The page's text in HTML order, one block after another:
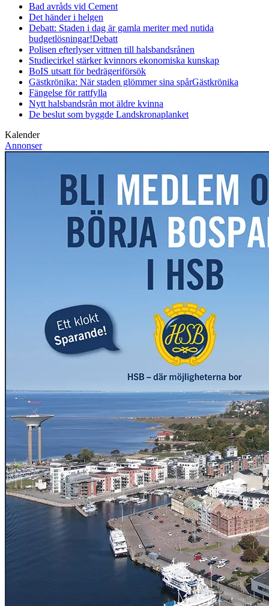
Bad avråds vid Cement
Det händer i helgen
Debatt: Staden i dag är gamla meriter med nutida
budgetlösningar!Debatt
Polisen efterlyser vittnen till halsbandsrånen
Studiecirkel stärker kvinnors ekonomiska kunskap
BoIS utsatt för bedrägeriförsök
Gästkrönika: När staden glömmer sina spårGästkrönika
Fängelse för rattfylla
Nytt halsbandsrån mot äldre kvinna
De beslut som byggde Landskronaplanket
Kalender
Annonser